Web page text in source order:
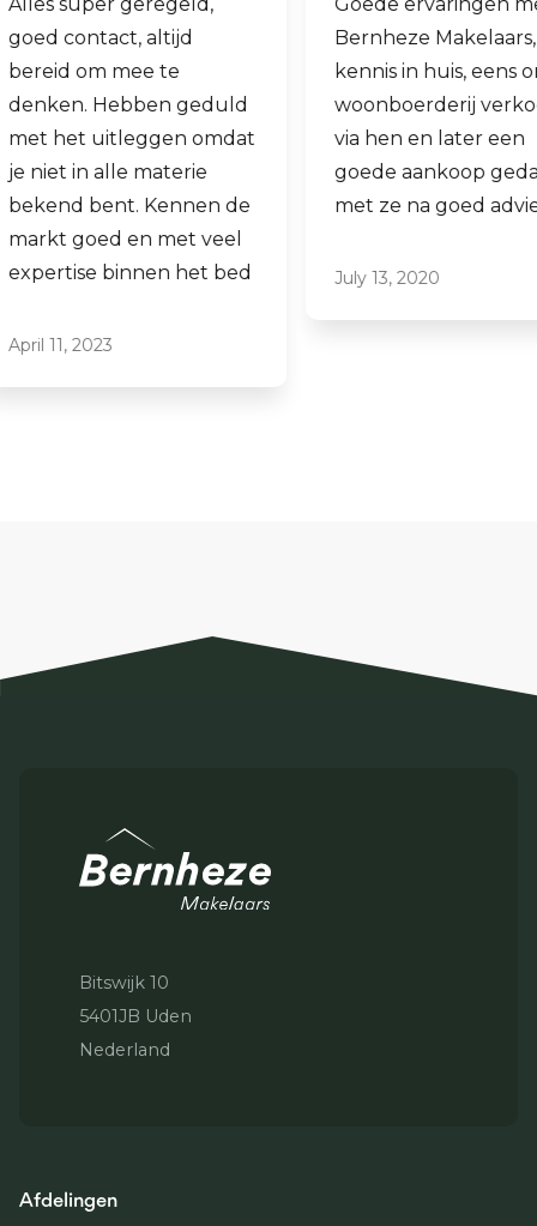
Goede ervaringen met
Bernheze Makelaars, veel
kennis in huis, eens onze
woonboerderij verkocht
via hen en later een
goede aankoop gedaan
met ze na goed advies.
July 13, 2020
Fijne makelaar.
al mijn 2e
hen laten
ook een
aankopen.
Laagdrempelig
professioneel,
Bitswijk 10
5401JB Uden
Nederland
Afdelingen